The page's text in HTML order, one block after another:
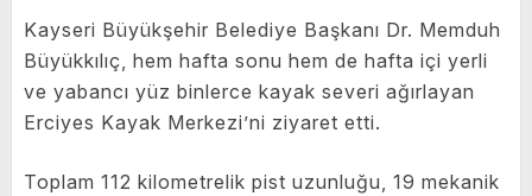
Kayseri Büyükşehir Belediye Başkanı Dr. Memduh
Büyükkılıç, hem hafta sonu hem de hafta içi yerli
ve yabancı yüz binlerce kayak severi ağırlayan
Erciyes Kayak Merkezi’ni ziyaret etti.
Toplam 112 kilometrelik pist uzunluğu, 19 mekanik